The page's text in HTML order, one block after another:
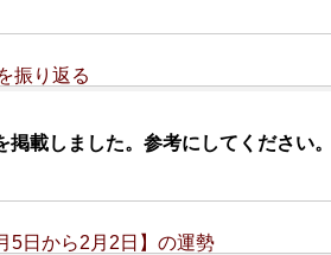
振り返る
掲載しました。参考にしてください
5日から2月2日】の運勢